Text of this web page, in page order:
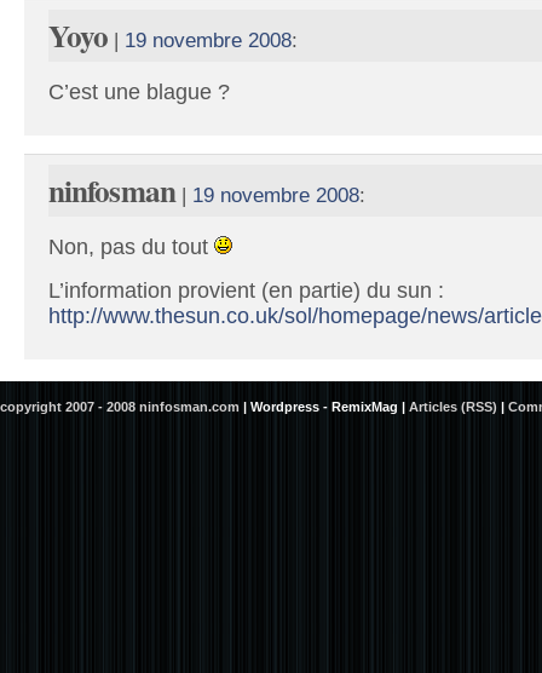
Yoyo | 19 novembre 2008:
C’est une blague ?
ninfosman| 19 novembre 2008:
Non, pas du tout
L’information provient (en partie) du sun :
http://www.thesun.co.uk/sol/homepage/news/
copyright 2007 - 2008 ninfosman.com | Wordpress - RemixMag | Articles (RSS) |